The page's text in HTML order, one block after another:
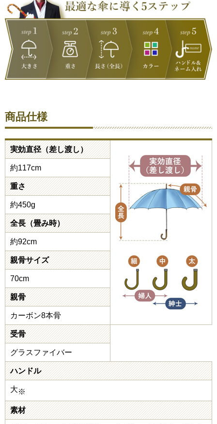
商品仕様
実効直径（差し渡し）
約117cm
重さ
約450g
全長（畳み時）
約92cm
親骨サイズ
70cm
親骨
カーボン8本骨
受骨
グラスファイバー
ハンドル
大※
素材